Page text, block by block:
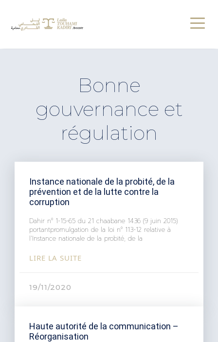
Bonne
gouvernance et
régulation
Instance nationale de la probité, de la
prévention et de la lutte contre la
corruption
Dahir n° 1-15-65 du 21 chaabane 1436 (9 juin 2015)
portantpromulgation de la loi n° 113-12 relative à
l’Instance nationale de la probité, de la
LIRE LA SUITE
19/11/2020
Haute autorité de la communication –
Réorganisation